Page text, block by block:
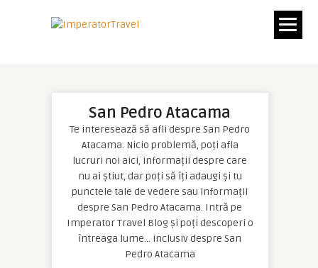
San Pedro Atacama
Te interesează să afli despre San Pedro
Atacama. Nicio problemă, poți afla
lucruri noi aici, informații despre care
nu ai știut, dar poți să îți adaugi și tu
punctele tale de vedere sau informații
despre San Pedro Atacama. Intră pe
Imperator Travel Blog și poți descoperi o
întreaga lume… inclusiv despre San
Pedro Atacama